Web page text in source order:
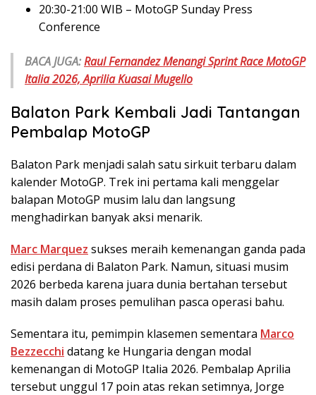
20:30-21:00 WIB – MotoGP Sunday Press
Conference
BACA JUGA:Raul Fernandez Menangi Sprint Race MotoGP
Italia 2026, Aprilia Kuasai Mugello
Balaton Park Kembali Jadi Tantangan
Pembalap MotoGP
Balaton Park menjadi salah satu sirkuit terbaru dalam
kalender MotoGP. Trek ini pertama kali menggelar
balapan MotoGP musim lalu dan langsung
menghadirkan banyak aksi menarik.
Marc Marquez sukses meraih kemenangan ganda pada
edisi perdana di Balaton Park. Namun, situasi musim
2026 berbeda karena juara dunia bertahan tersebut
masih dalam proses pemulihan pasca operasi bahu.
Sementara itu, pemimpin klasemen sementara Marco
Bezzecchi datang ke Hungaria dengan modal
kemenangan di MotoGP Italia 2026. Pembalap Aprilia
tersebut unggul 17 poin atas rekan setimnya, Jorge